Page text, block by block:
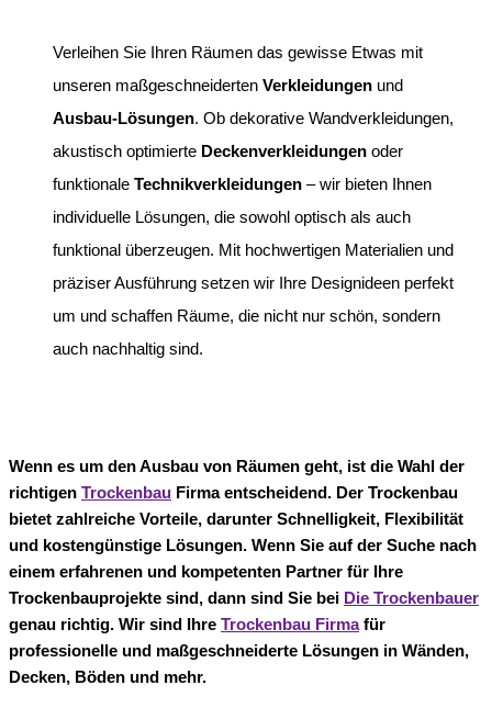
Verleihen Sie Ihren Räumen das gewisse Etwas mit
unseren maßgeschneiderten Verkleidungen und
Ausbau-Lösungen. Ob dekorative Wandverkleidungen,
akustisch optimierte Deckenverkleidungen oder
funktionale Technikverkleidungen – wir bieten Ihnen
individuelle Lösungen, die sowohl optisch als auch
funktional überzeugen. Mit hochwertigen Materialien und
präziser Ausführung setzen wir Ihre Designideen perfekt
um und schaffen Räume, die nicht nur schön, sondern
auch nachhaltig sind.
Wenn es um den Ausbau von Räumen geht, ist die Wahl der
richtigen Trockenbau Firma entscheidend. Der Trockenbau
bietet zahlreiche Vorteile, darunter Schnelligkeit, Flexibilität
und kostengünstige Lösungen. Wenn Sie auf der Suche nach
einem erfahrenen und kompetenten Partner für Ihre
Trockenbauprojekte sind, dann sind Sie bei Die Trockenbauer
genau richtig. Wir sind Ihre Trockenbau Firmafür
professionelle und maßgeschneiderte Lösungen in Wänden,
Decken, Böden und mehr.